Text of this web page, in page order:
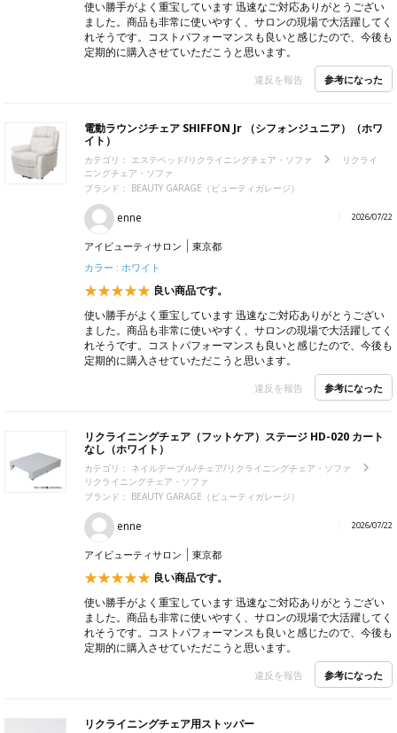
使い勝手がよく重宝しています 迅速なご対応ありがとうござい
ました。商品も非常に使いやすく、サロンの現場で大活躍してく
れそうです。コストパフォーマンスも良いと感じたので、今後も
定期的に購入させていただこうと思います。
違反を報告 参考になった
電動ラウンジチェア SHIFFON Jr （シフォンジュニア）（ホワ
イト）
カテゴリ： エステベッド/リクライニングチェア・ソファ
リクライ
ニングチェア・ソファ
ブランド： BEAUTY GARAGE（ビューティガレージ）
enne 2026/07/22
アイビューティサロン
東京都
カラー : ホワイト
良い商品です。
使い勝手がよく重宝しています 迅速なご対応ありがとうござい
ました。商品も非常に使いやすく、サロンの現場で大活躍してく
れそうです。コストパフォーマンスも良いと感じたので、今後も
定期的に購入させていただこうと思います。
違反を報告 参考になった
リクライニングチェア（フットケア）ステージ HD-020 カート
なし（ホワイト）
カテゴリ： ネイルテーブル/チェア/リクライニングチェア・ソファ
リクライニングチェア・ソファ
ブランド： BEAUTY GARAGE（ビューティガレージ）
enne 2026/07/22
アイビューティサロン 東京都
良い商品です。
使い勝手がよく重宝しています 迅速なご対応ありがとうござい
ました。商品も非常に使いやすく、サロンの現場で大活躍してく
れそうです。コストパフォーマンスも良いと感じたので、今後も
定期的に購入させていただこうと思います。
違反を報告 参考になった
リクライニングチェア用ストッパー